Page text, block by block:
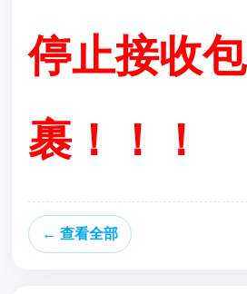
停止接收包
裹！！！
← 查看全部